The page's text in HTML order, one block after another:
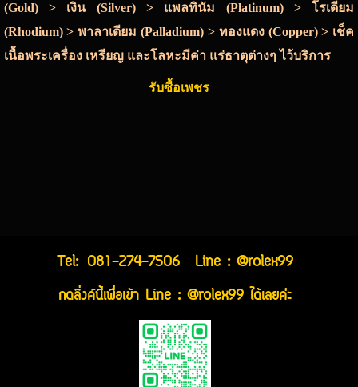
(Gold) > เงิน (Silver) > แพลทินัม (Platinum) > โรเดียม
(Rhodium) > พาลาเดียม (Palladium) > ทองแดง (Copper) > เช็ค
เนื้อพระเครื่อง เหรียญ และโลหะมีค่า แร่ธาตุต่างๆ ไว้บริการ
รับซื้อเพชร
Tel: 081-274-7506
Line : @rolex99
กดลิ่งค์นี้เพื่อเข้า Line : @rolex99 ได้เลยค่ะ